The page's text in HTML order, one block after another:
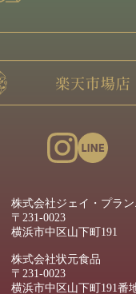
株式会社ジェイ・プラ
〒231-0023
横浜市中区山下町191
株式会社状元食品
〒231-0023
横浜市中区山下町191番